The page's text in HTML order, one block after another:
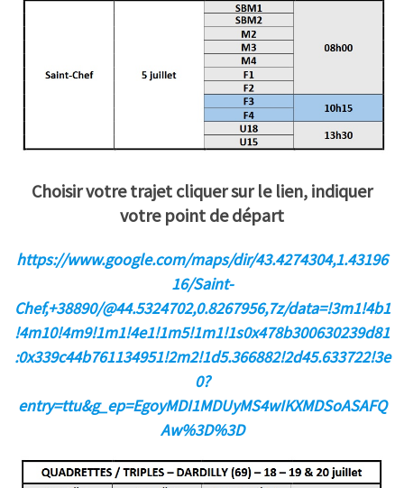
Choisir votre trajet cliquer sur le lien, indiquer
votre point de départ
https://www.google.com/maps/dir/43.4274304,1.43196
16/Saint-
Chef,+38890/@44.5324702,0.8267956,7z/data=!3m1!4b1
!4m10!4m9!1m1!4e1!1m5!1m1!1s0x478b300630239d81
:0x339c44b761134951!2m2!1d5.366882!2d45.633722!3e
0?
entry=ttu&g_ep=EgoyMDI1MDUyMS4wIKXMDSoASAFQ
Aw%3D%3D